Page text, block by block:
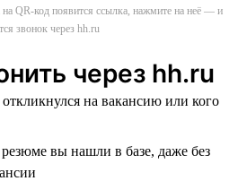
QR-код появится ссылка, нажмите на неё — и
звонок через hh.ru
через hh.ru
на вакансию или кого
вы нашли в базе, даже без